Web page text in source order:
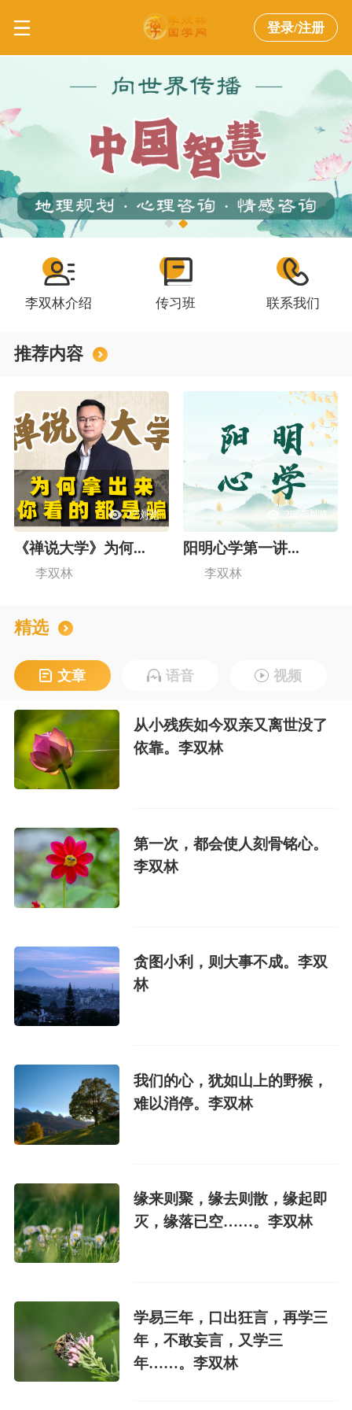
登录/注册
李双林介绍 传习班 联系我们
推荐内容
27浏览
《禅说大学》为何...
李双林
2867浏览
阳明心学第一讲...
李双林
精选
文章 语音 视频
从小残疾如今双亲又离世没了
依靠。李双林
第一次，都会使人刻骨铭心。
李双林
贪图小利，则大事不成。李双
林
我们的心，犹如山上的野猴，
难以消停。李双林
缘来则聚，缘去则散，缘起即
灭，缘落已空……。李双林
学易三年，口出狂言，再学三
年，不敢妄言，又学三
年……。李双林